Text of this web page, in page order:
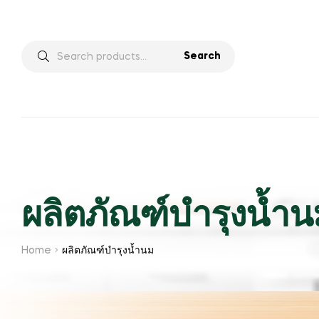
Search
ผลิตภัณฑ์บำรุงน้ำ
Home ผลิตภัณฑ์บำรุงน้ำนม